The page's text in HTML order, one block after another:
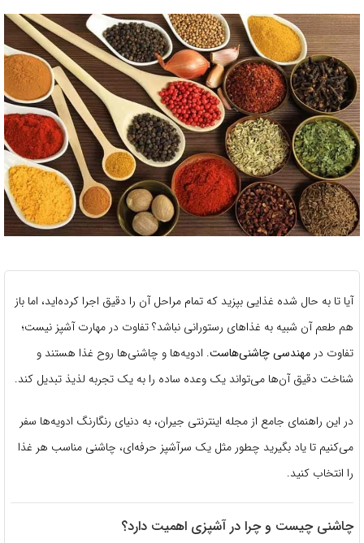
آیا تا به حال شده غذایی بپزید که تمام مراحل آن را دقیق اجرا کرده‌اید، اما باز
هم طعم آن شبیه به غذاهای رستورانی نباشد؟ تفاوت در مهارت آشپز نیست؛
تفاوت در مهندسی چاشنی‌هاست. ادویه‌ها و چاشنی‌ها روح غذا هستند و
شناخت دقیق آن‌ها می‌تواند یک وعده ساده را به یک تجربه لذیذ تبدیل کند.
در این راهنمای جامع از مجله اینترنتی جیران، به دنیای رنگارنگ ادویه‌ها سفر
می‌کنیم تا یاد بگیرید چطور مثل یک سرآشپز حرفه‌ای، چاشنی مناسب هر غذا
را انتخاب کنید.
چاشنی چیست و چرا در آشپزی اهمیت دارد؟